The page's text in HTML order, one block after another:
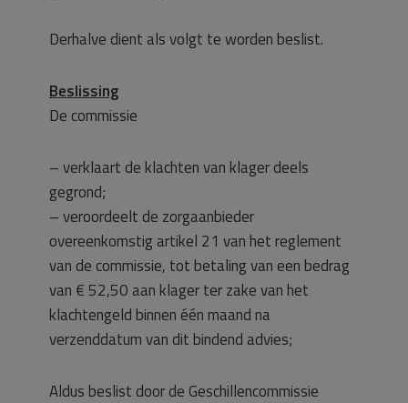
Derhalve dient als volgt te worden beslist.
Beslissing
De commissie
– verklaart de klachten van klager deels
gegrond;
– veroordeelt de zorgaanbieder
overeenkomstig artikel 21 van het reglement
van de commissie, tot betaling van een bedrag
van € 52,50 aan klager ter zake van het
klachtengeld binnen één maand na
verzenddatum van dit bindend advies;
Aldus beslist door de Geschillencommissie